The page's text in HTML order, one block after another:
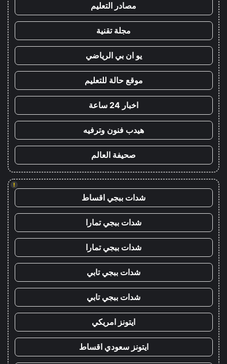
مصادر التعليم
مجلة تقنية
يو ان بي الرياضي
موقع حالة للتعليم
اخبار 24 ساعة
هيدب فنون وترفيه
صحيفة العالم
!
شدات ببجي اقساط
شدات ببجي تمارا
شدات ببجي تمارا
شدات ببجي تابي
شدات ببجي تابي
ايتونز امريكي
ايتونز سعودي اقساط